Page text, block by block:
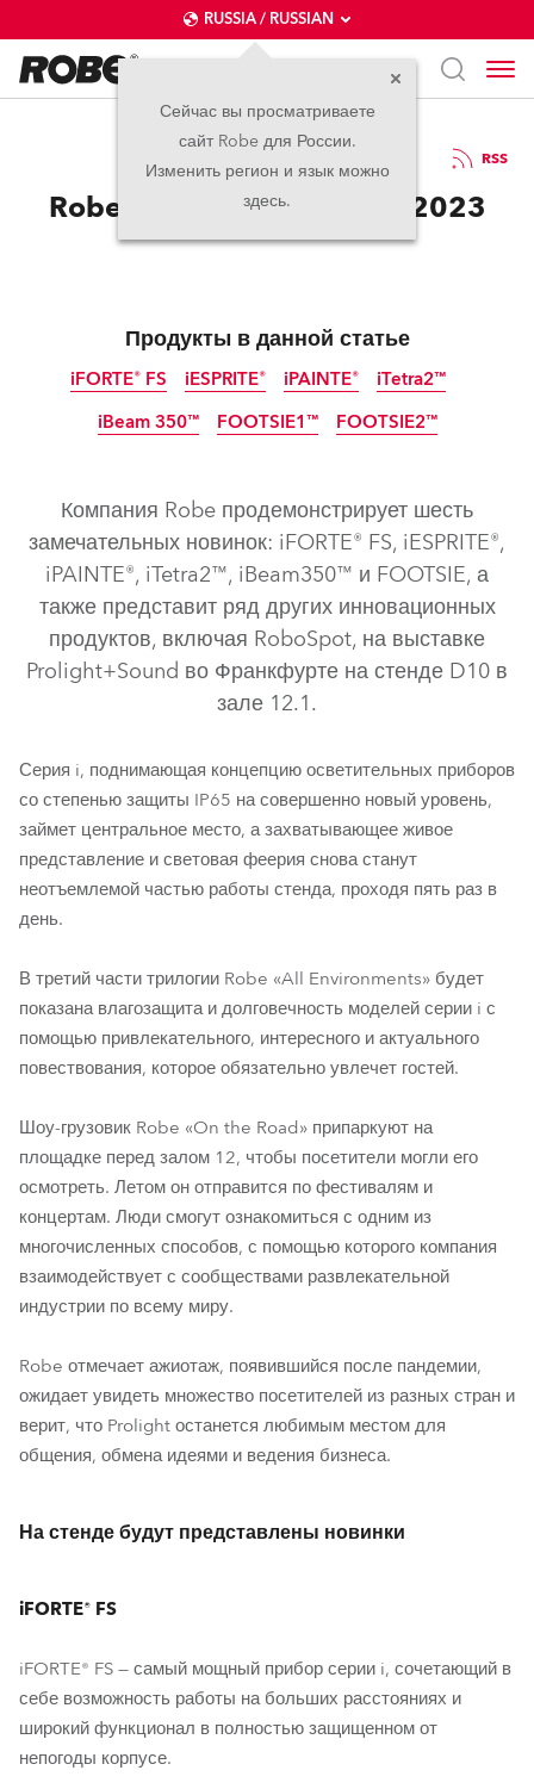
RUSSIA / RUSSIAN
Сейчас вы просматриваете
сайт Robe для России.
Изменить регион и язык можно
здесь.
20.04.2023 RSS
Robe на Prolight + Sound 2023
Продукты в данной статье
iFORTE® FS
iFORTE® FS
IP65
iESPRITE®
iESPRITE®
IP65
iPAINTE®
iPAINTE®
IP65
iTetra2™
iTetra2™
IP65
iBeam 350™
iBeam 350™
FOOTSIE1™
FOOTSIE1™
FOOTSIE2™
FOOTSIE2™
Компания Robe продемонстрирует шесть
замечательных новинок: iFORTE® FS, iESPRITE®,
iPAINTE®, iTetra2™, iBeam350™ и FOOTSIE, а
также представит ряд других инновационных
продуктов, включая RoboSpot, на выставке
Prolight+Sound во Франкфурте на стенде D10 в
зале 12.1.
Серия i, поднимающая концепцию осветительных приборов
со степенью защиты IP65 на совершенно новый уровень,
займет центральное место, а захватывающее живое
представление и световая феерия снова станут
неотъемлемой частью работы стенда, проходя пять раз в
день.
В третий части трилогии Robe «All Environments» будет
показана влагозащита и долговечность моделей серии i с
помощью привлекательного, интересного и актуального
повествования, которое обязательно увлечет гостей.
Шоу-грузовик Robe «On the Road» припаркуют на
площадке перед залом 12, чтобы посетители могли его
осмотреть. Летом он отправится по фестивалям и
концертам. Люди смогут ознакомиться с одним из
многочисленных способов, с помощью которого компания
взаимодействует с сообществами развлекательной
индустрии по всему миру.
Robe отмечает ажиотаж, появившийся после пандемии,
ожидает увидеть множество посетителей из разных стран и
верит, что Prolight останется любимым местом для
общения, обмена идеями и ведения бизнеса.
На стенде будут представлены новинки
iFORTE® FS
iFORTE® FS — самый мощный прибор серии i, сочетающий в
себе возможность работы на больших расстояниях и
широкий функционал в полностью защищенном от
непогоды корпусе.